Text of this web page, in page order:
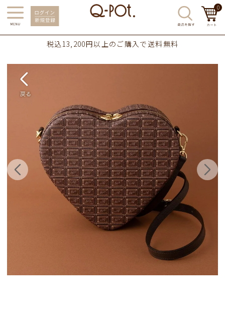
0
税込13,200円以上のご購入で送料無料